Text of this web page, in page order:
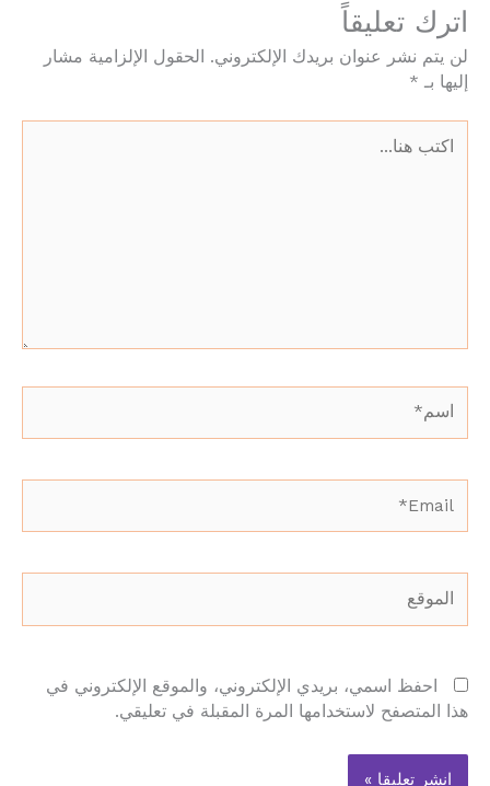
اترك تعليقاً
لن يتم نشر عنوان بريدك الإلكتروني.
الحقول الإلزامية مشار
إليها بـ *
هنا...
احفظ اسمي، بريدي الإلكتروني، والموقع الإلكتروني في
هذا المتصفح لاستخدامها المرة المقبلة في تعليقي.